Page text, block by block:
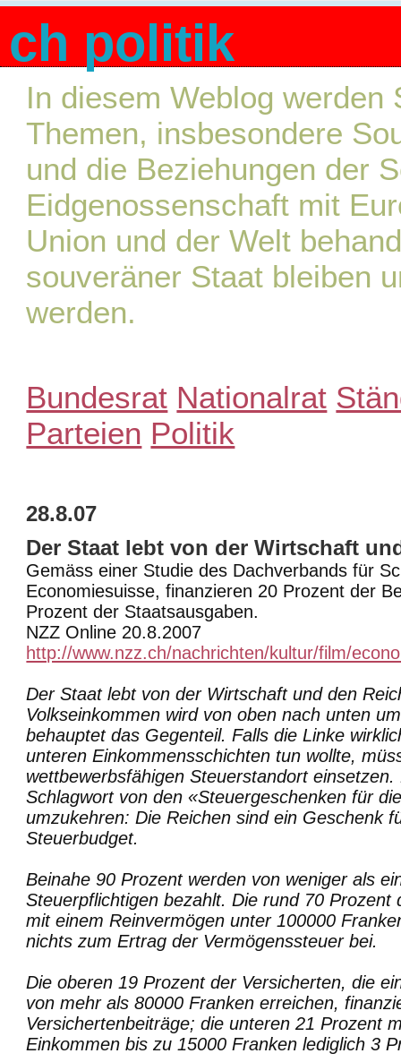
ch politik
In diesem Weblog werden
Themen, insbesondere
und die Beziehungen der
Eidgenossenschaft mit
Union und der Welt
souveräner Staat bleiben
werden.
Bundesrat Nationalrat
Parteien Politik
28.8.07
Der Staat lebt von der Wirtschaft
Gemäss einer Studie des Dachverbands für
Economiesuisse, finanzieren 20 Prozent der
Prozent der Staatsausgaben.
NZZ Online 20.8.2007
http://www.nzz.ch/nachrichten/kultur/film/
Der Staat lebt von der Wirtschaft und den
Volkseinkommen wird von oben nach unten
behauptet das Gegenteil. Falls die Linke
unteren Einkommensschichten tun wollte,
wettbewerbsfähigen Steuerstandort
Schlagwort von den «Steuergeschenken für
umzukehren: Die Reichen sind ein Geschenk
Steuerbudget.
Beinahe 90 Prozent werden von weniger als
Steuerpflichtigen bezahlt. Die rund 70 Prozent
mit einem Reinvermögen unter 100000
nichts zum Ertrag der Vermögenssteuer bei.
Die oberen 19 Prozent der Versicherten, die
von mehr als 80000 Franken erreichen,
Versichertenbeiträge; die unteren 21 Prozent
Einkommen bis zu 15000 Franken lediglich 3